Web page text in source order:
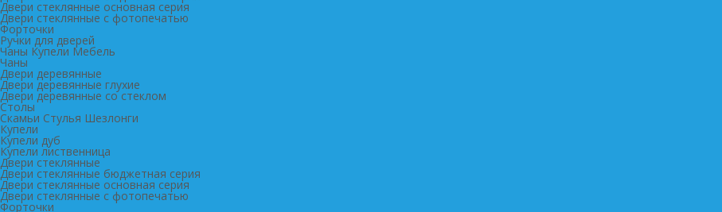
Двери стеклянные основная серия
Двери стеклянные с фотопечатью
Форточки
Ручки для дверей
Чаны Купели Мебель
Чаны
Двери деревянные
Двери деревянные глухие
Двери деревянные со стеклом
Столы
Скамьи Стулья Шезлонги
Купели
Купели дуб
Купели лиственница
Двери стеклянные
Двери стеклянные бюджетная серия
Двери стеклянные основная серия
Двери стеклянные с фотопечатью
Форточки